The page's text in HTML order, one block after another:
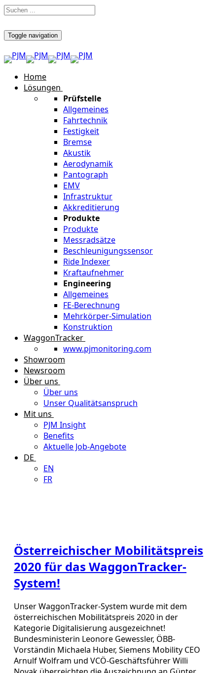
Toggle navigation
Home
Lösungen
Prüfstelle
Allgemeines
Fahrtechnik
Festigkeit
Bremse
Akustik
Aerodynamik
Pantograph
EMV
Infrastruktur
Akkreditierung
Produkte
Produkte
Messradsätze
Beschleunigungssensor
Ride Indexer
Kraftaufnehmer
Engineering
Allgemeines
FE-Berechnung
Mehrkörper-Simulation
Konstruktion
WaggonTracker
www.pjmonitoring.com
Showroom
Newsroom
Über uns
Über uns
Unser Qualitätsanspruch
Mit uns
PJM Insight
Benefits
Aktuelle Job-Angebote
DE
EN
FR
Österreichischer Mobilitätspreis
2020 für das WaggonTracker-
System!
Unser WaggonTracker-System wurde mit dem
österreichischen Mobilitätspreis 2020 in der
Kategorie Digitalisierung ausgezeichnet!
Bundesministerin Leonore Gewessler, ÖBB-
Vorständin Michaela Huber, Siemens Mobility CEO
Arnulf Wolfram und VCÖ-Geschäftsführer Willi